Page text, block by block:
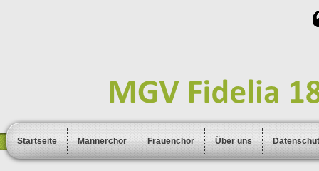
Startseite Männerchor Frauenchor Über uns